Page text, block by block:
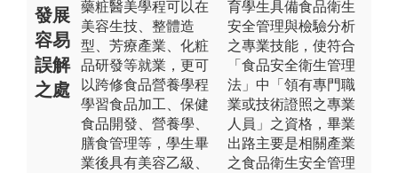
發展
容易
誤解
之處
藥粧醫美學程可以在
美容生技、整體造
型、芳療產業、化粧
品研發等就業，更可
以跨修食品營養學程
學習食品加工、保健
食品開發、營養學、
膳食管理等，學生畢
業後具有美容乙級、
育學生具備食品衛生
安全管理與檢驗分析
之專業技能，使符合
「食品安全衛生管理
法」中「領有專門職
業或技術證照之專業
人員」之資格，畢業
出路主要是相關產業
之食品衛生安全管理